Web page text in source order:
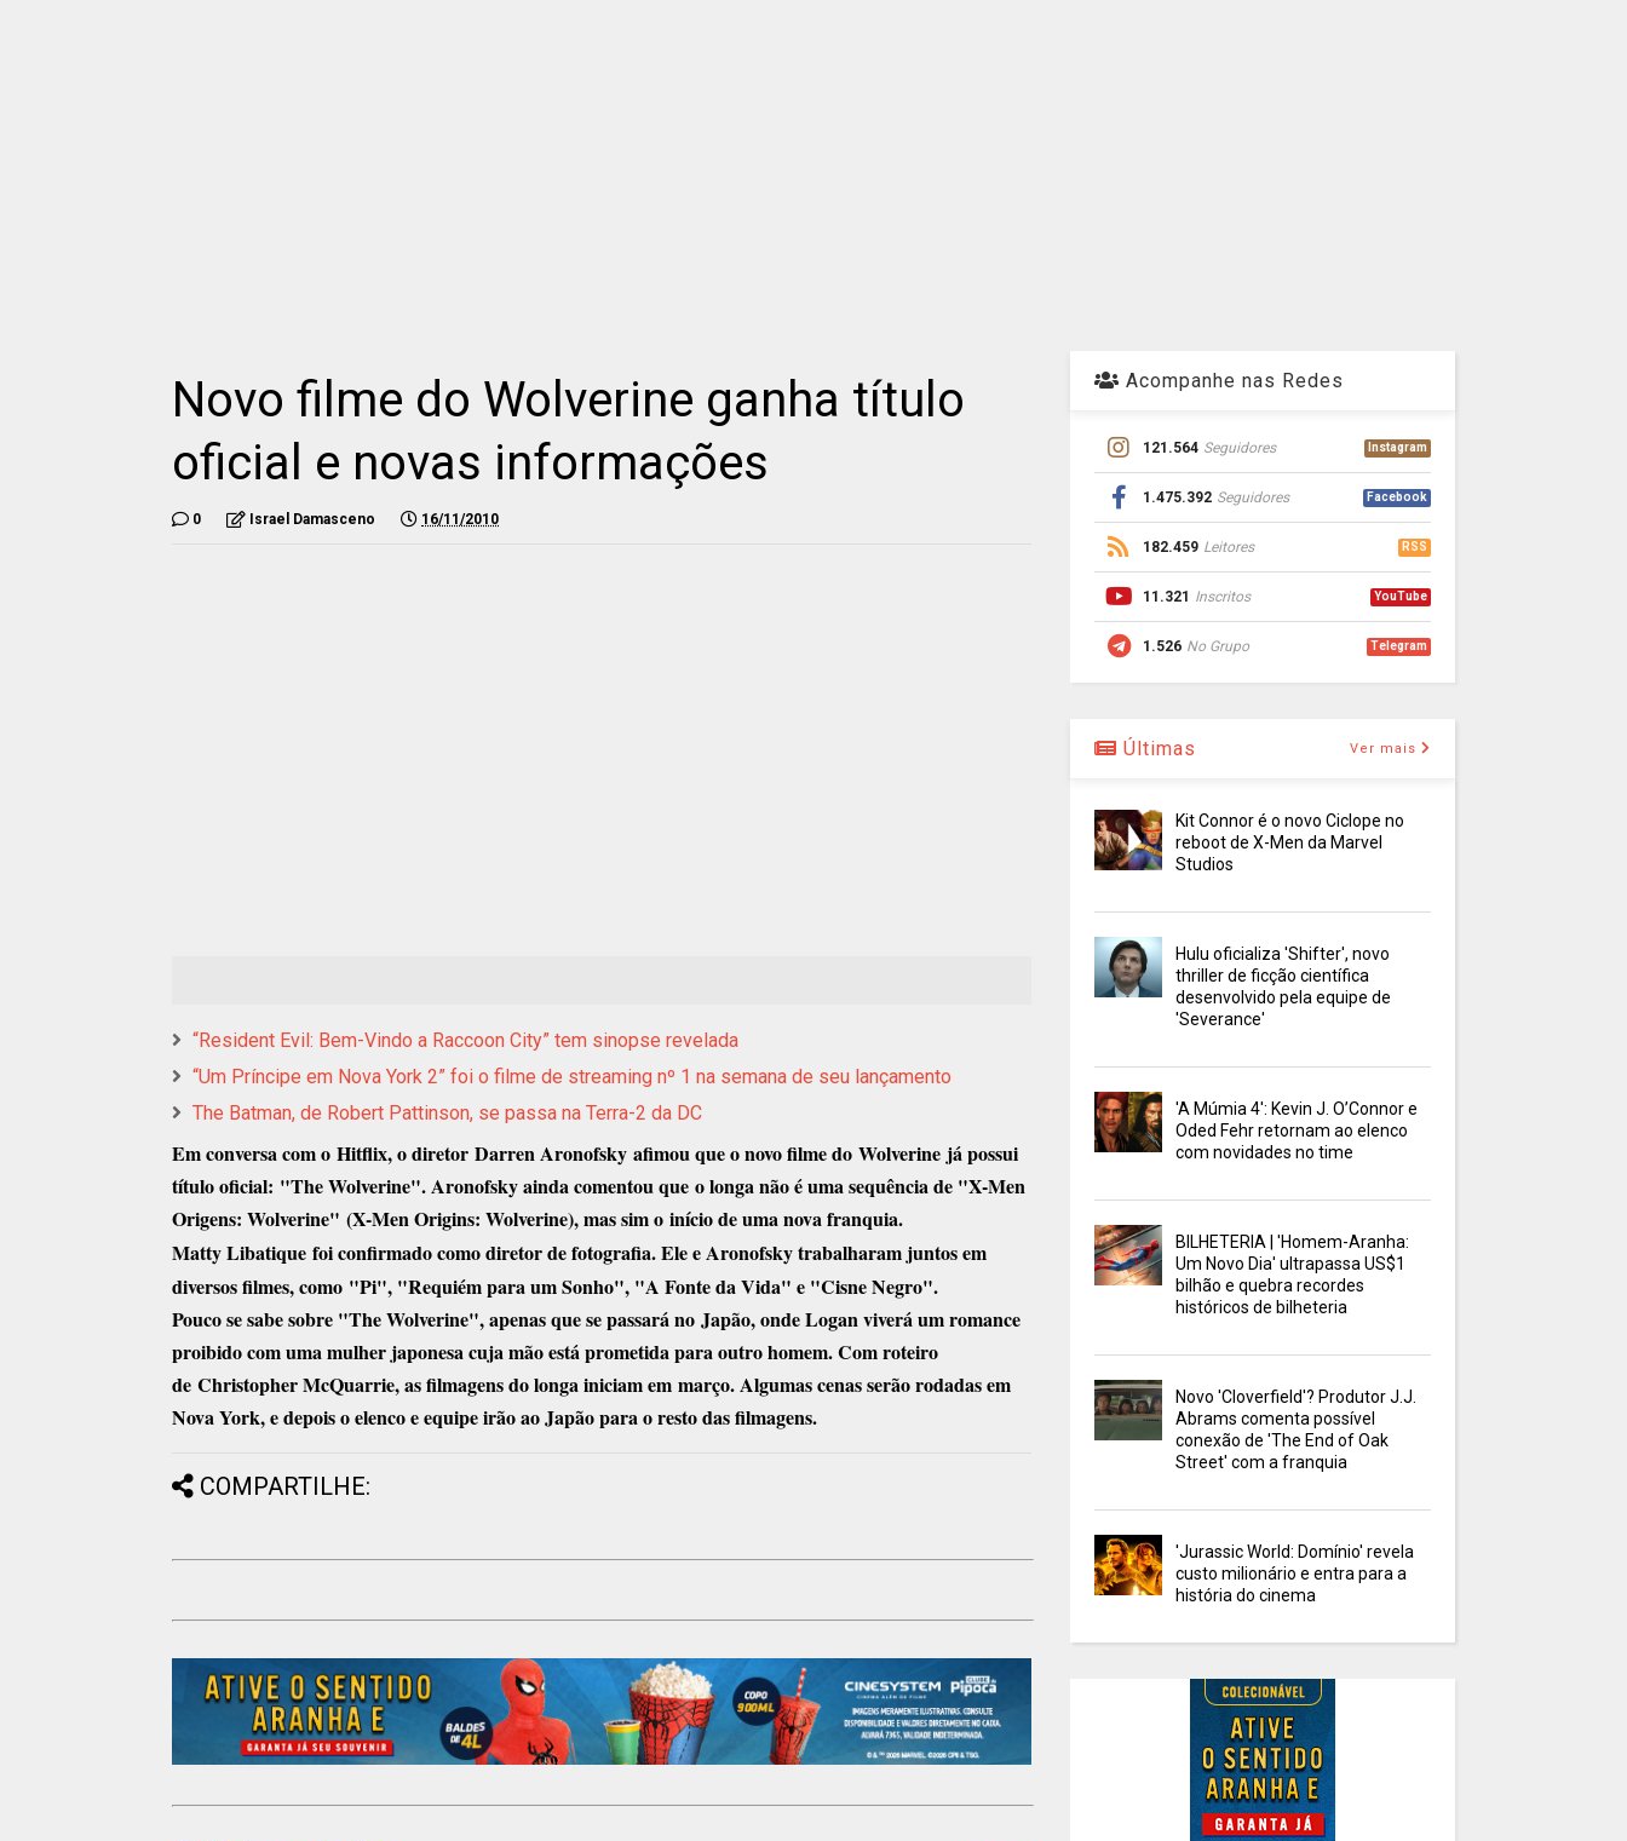
Novo filme do Wolverine ganha título
oficial e novas informações
0 Israel Damasceno 16/11/2010
“Resident Evil: Bem-Vindo a Raccoon City” tem sinopse revelada
“Um Príncipe em Nova York 2” foi o filme de streaming nº 1 na semana de seu lançamento
The Batman, de Robert Pattinson, se passa na Terra-2 da DC
Em conversa com o Hitflix, o diretor Darren Aronofsky afimou que o novo filme do Wolverine já possui
título oficial: "The Wolverine". Aronofsky ainda comentou que o longa não é uma sequência de "X-Men
Origens: Wolverine" (X-Men Origins: Wolverine), mas sim o início de uma nova franquia.
Matty Libatique foi confirmado como diretor de fotografia. Ele e Aronofsky trabalharam juntos em
diversos filmes, como "Pi", "Requiém para um Sonho", "A Fonte da Vida" e "Cisne Negro".
Pouco se sabe sobre "The Wolverine", apenas que se passará no Japão, onde Logan viverá um romance
proibido com uma mulher japonesa cuja mão está prometida para outro homem. Com roteiro
de Christopher McQuarrie, as filmagens do longa iniciam em março. Algumas cenas serão rodadas em
Nova York, e depois o elenco e equipe irão ao Japão para o resto das filmagens.
COMPARTILHE:
Acompanhe nas Redes
121.564 Seguidores Instagram
1.475.392 Seguidores Facebook
182.459 Leitores RSS
11.321 Inscritos YouTube
1.526 No Grupo Telegram
Últimas Ver mais
Kit Connor é o novo Ciclope no
reboot de X-Men da Marvel
Studios
Hulu oficializa 'Shifter', novo
thriller de ficção científica
desenvolvido pela equipe de
'Severance'
'A Múmia 4': Kevin J. O’Connor e
Oded Fehr retornam ao elenco
com novidades no time
BILHETERIA | 'Homem-Aranha:
Um Novo Dia' ultrapassa US$1
bilhão e quebra recordes
históricos de bilheteria
Novo 'Cloverfield'? Produtor J.J.
Abrams comenta possível
conexão de 'The End of Oak
Street' com a franquia
'Jurassic World: Domínio' revela
custo milionário e entra para a
história do cinema